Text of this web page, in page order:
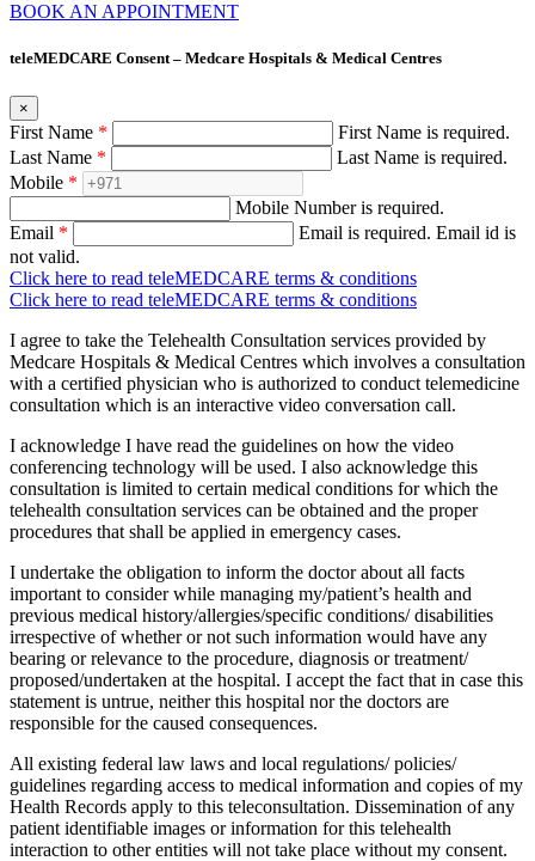
BOOK AN APPOINTMENT
teleMEDCARE Consent – Medcare Hospitals & Medical Centres
×
First Name *
First Name is required.
Last Name *
Last Name is required.
Mobile *
Mobile Number is required.
Email * Email is required. Email id is
not valid.
Click here to read teleMEDCARE terms & conditions
Click here to read teleMEDCARE terms & conditions
I agree to take the Telehealth Consultation services provided by
Medcare Hospitals & Medical Centres which involves a consultation
with a certified physician who is authorized to conduct telemedicine
consultation which is an interactive video conversation call.
I acknowledge I have read the guidelines on how the video
conferencing technology will be used. I also acknowledge this
consultation is limited to certain medical conditions for which the
telehealth consultation services can be obtained and the proper
procedures that shall be applied in emergency cases.
I undertake the obligation to inform the doctor about all facts
important to consider while managing my/patient’s health and
previous medical history/allergies/specific conditions/ disabilities
irrespective of whether or not such information would have any
bearing or relevance to the procedure, diagnosis or treatment/
proposed/undertaken at the hospital. I accept the fact that in case this
statement is untrue, neither this hospital nor the doctors are
responsible for the caused consequences.
All existing federal law laws and local regulations/ policies/
guidelines regarding access to medical information and copies of my
Health Records apply to this teleconsultation. Dissemination of any
patient identifiable images or information for this telehealth
interaction to other entities will not take place without my consent.